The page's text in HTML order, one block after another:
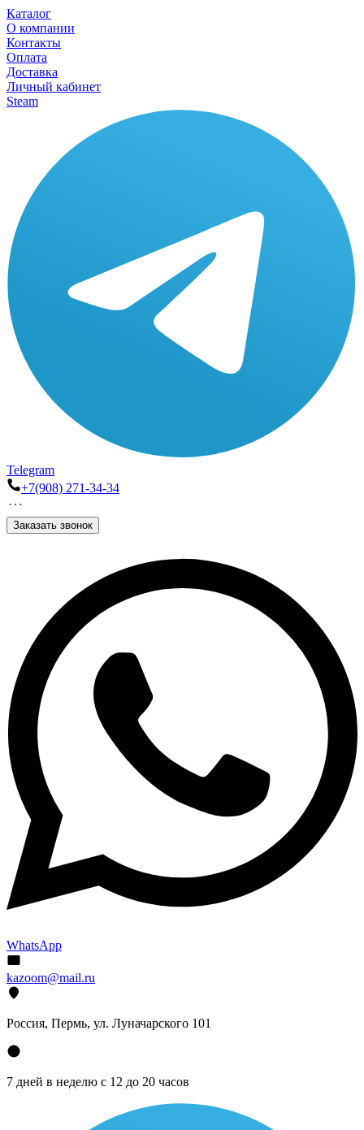
Каталог
О компании
Контакты
Оплата
Доставка
Личный кабинет
Steam
Telegram
+7(908) 271-34-34
Заказать звонок
WhatsApp
kazoom@mail.ru
Россия, Пермь, ул. Луначарского 101
7 дней в неделю с 12 до 20 часов